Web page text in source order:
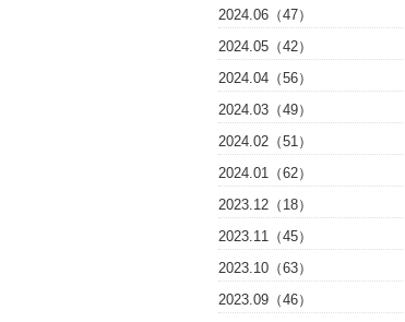
2024.06（47）
2024.05（42）
2024.04（56）
2024.03（49）
2024.02（51）
2024.01（62）
2023.12（18）
2023.11（45）
2023.10（63）
2023.09（46）